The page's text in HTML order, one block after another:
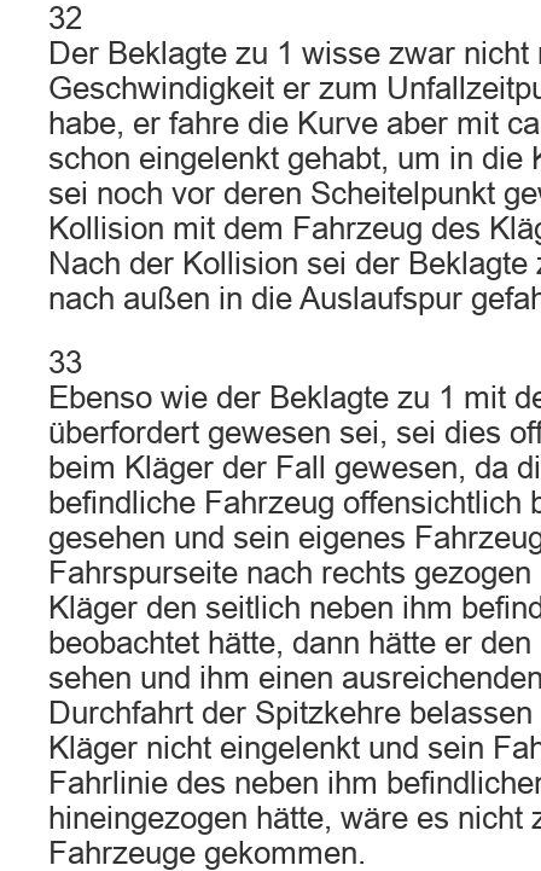
32
Der Beklagte zu 1 wisse zwar
Geschwindigkeit er zum
habe, er fahre die Kurve aber mit
schon eingelenkt gehabt, um in die
sei noch vor deren Scheitelpunkt
Kollision mit dem Fahrzeug des
Nach der Kollision sei der Beklagte
nach außen in die Auslaufspur
33
Ebenso wie der Beklagte zu 1 mit
überfordert gewesen sei, sei dies
beim Kläger der Fall gewesen, da
befindliche Fahrzeug offensichtlich
gesehen und sein eigenes
Fahrspurseite nach rechts
Kläger den seitlich neben ihm
beobachtet hätte, dann hätte er
sehen und ihm einen
Durchfahrt der Spitzkehre
Kläger nicht eingelenkt und sein
Fahrlinie des neben ihm
hineingezogen hätte, wäre es nicht
Fahrzeuge gekommen.